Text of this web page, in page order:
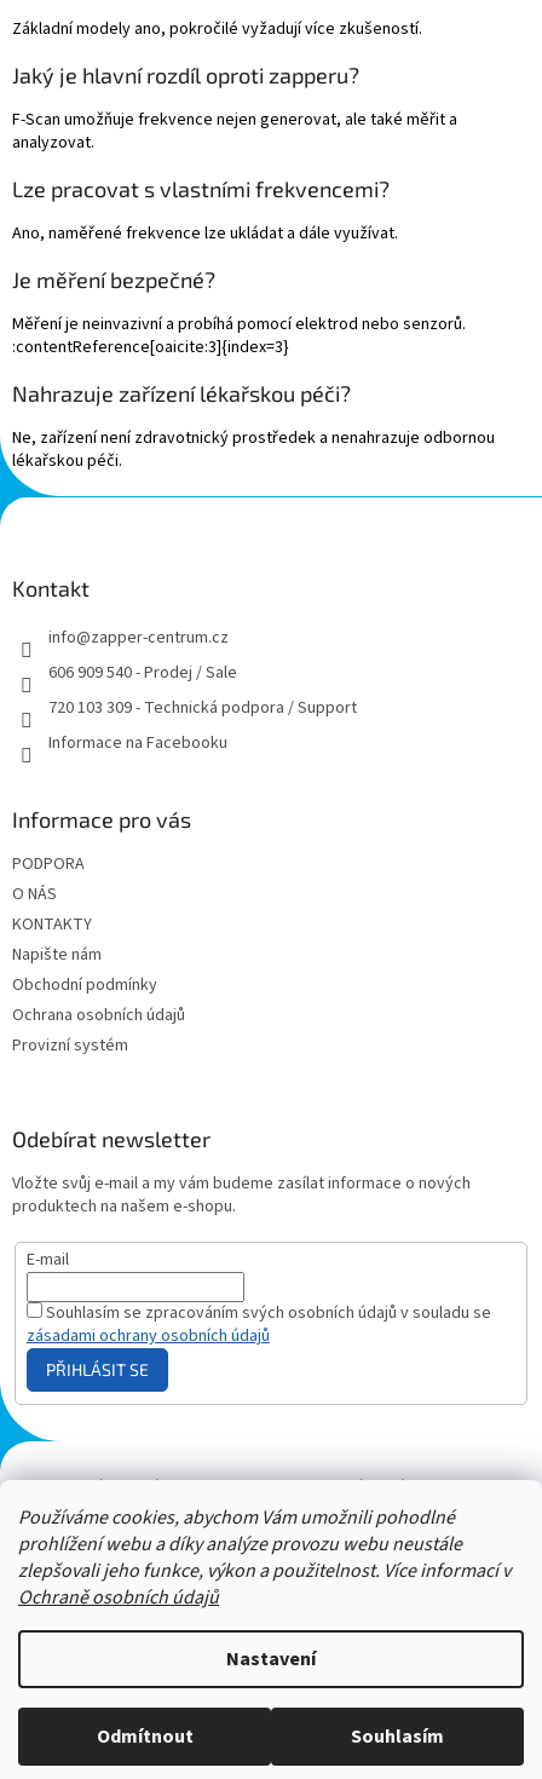
Používáme cookies, abychom Vám umožnili pohodlné
prohlížení webu a díky analýze provozu webu neustále
zlepšovali jeho funkce, výkon a použitelnost. Více informací v
Ochraně osobních údajů
Nastavení
Odmítnout Souhlasím
Stačí nám zavolat a zeptat se :-)
Základní modely ano, pokročilé vyžadují více zkušeností.
Jaký je hlavní rozdíl oproti zapperu?
F-Scan umožňuje frekvence nejen generovat, ale také měřit a
analyzovat.
Lze pracovat s vlastními frekvencemi?
Ano, naměřené frekvence lze ukládat a dále využívat.
Je měření bezpečné?
Měření je neinvazivní a probíhá pomocí elektrod nebo senzorů.
:contentReference[oaicite:3]{index=3}
Nahrazuje zařízení lékařskou péči?
Ne, zařízení není zdravotnický prostředek a nenahrazuje odbornou
lékařskou péči.
Z
á
Kontakt
info@zapper-centrum.cz
606 909 540 - Prodej / Sale
720 103 309 - Technická podpora / Support
Informace na Facebooku
Informace pro vás
PODPORA
O NÁS
KONTAKTY
Napište nám
Obchodní podmínky
Ochrana osobních údajů
Provizní systém
Odebírat newsletter
Vložte svůj e-mail a my vám budeme zasílat informace o nových
produktech na našem e-shopu.
E-mail
Souhlasím se zpracováním svých osobních údajů v souladu se
zásadami ochrany osobních údajů
PŘIHLÁSIT SE
Plazmový generátor.cz Heureka - hodnocení Solárne panely.sk
Parasite zapper
Copyright 2026ZAPPER-CENTRUM.cz . Všechna práva vyhrazena.